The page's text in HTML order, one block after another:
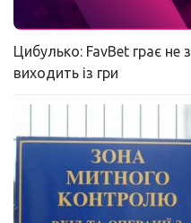
Цибулько: FavBet грає
виходить із гри